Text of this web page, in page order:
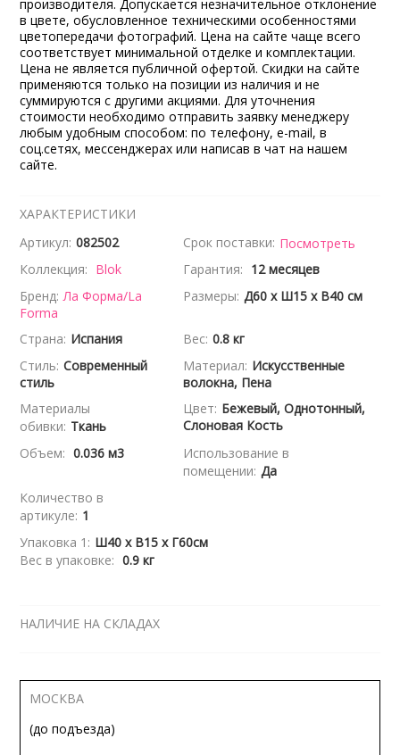
производителя. Допускается незначительное отклонение
в цвете, обусловленное техническими особенностями
цветопередачи фотографий. Цена на сайте чаще всего
соответствует минимальной отделке и комплектации.
Цена не является публичной офертой. Скидки на сайте
применяются только на позиции из наличия и не
суммируются с другими акциями. Для уточнения
стоимости необходимо отправить заявку менеджеру
любым удобным способом: по телефону, e-mail, в
соц.сетях, мессенджерах или написав в чат на нашем
сайте.
ХАРАКТЕРИСТИКИ
Артикул: 082502 Срок поставки: Посмотреть
Коллекция: Blok Гарантия: 12 месяцев
Бренд: Ла Форма/La
Forma
Размеры: Д60 x Ш15 x В40 см
Страна: Испания Вес: 0.8 кг
Стиль: Современный
стиль
Материал: Искусственные
волокна, Пена
Материалы
обивки: Ткань
Цвет: Бежевый, Однотонный,
Слоновая Кость
Объем: 0.036 м3
Использование в
помещении: Да
Количество в
артикуле: 1
Упаковка 1: Ш40 x В15 x Г60см
Вес в упаковке: 0.9 кг
НАЛИЧИЕ НА СКЛАДАХ
МОСКВА
(до подъезда)